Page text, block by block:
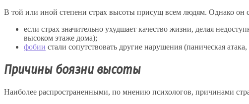
В той или иной степени страх высоты присущ всем людям. Однако он
если страх значительно ухудшает качество жизни, делая
высоком этаже дома);
фобии стали сопутствовать другие нарушения (паническая
Причины боязни высоты
Наиболее распространенными, по мнению психологов, причинами